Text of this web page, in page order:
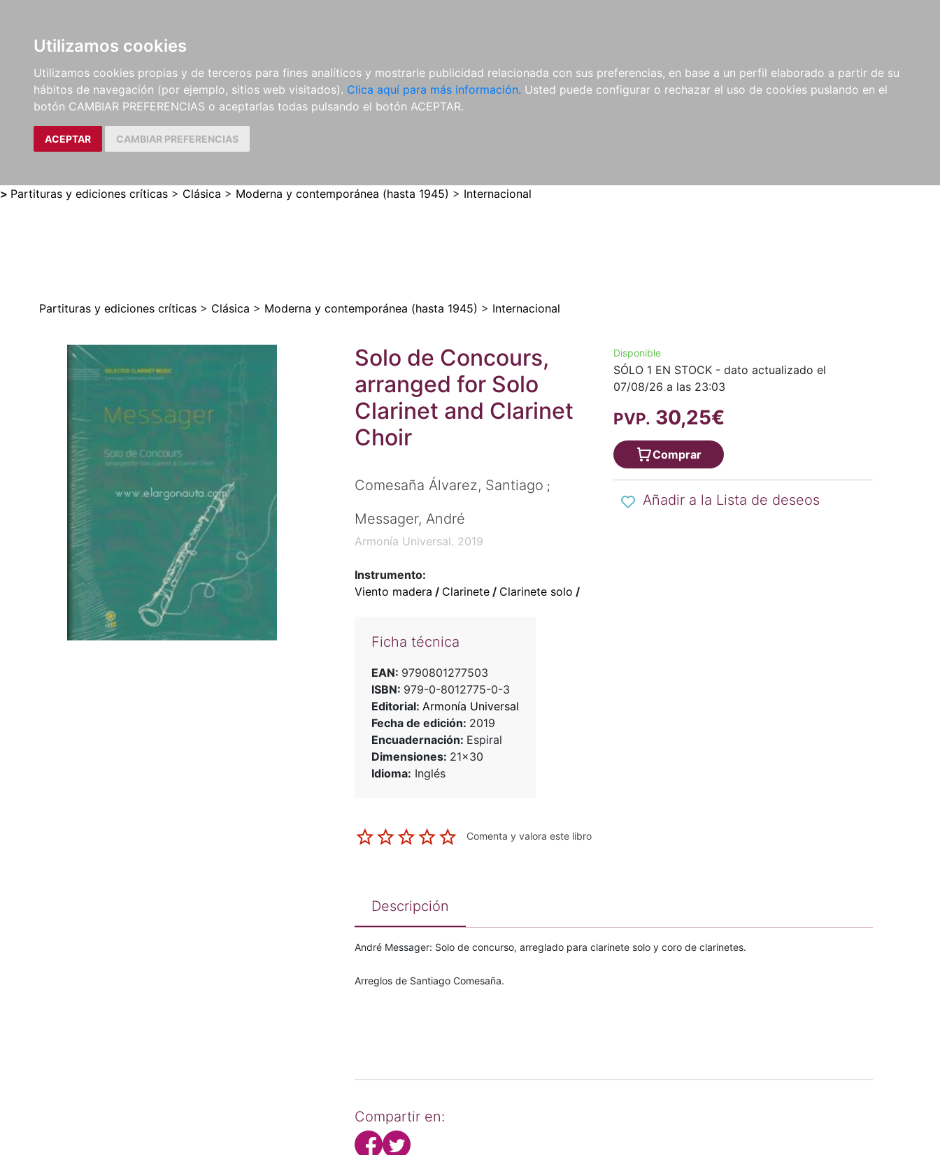
Utilizamos cookies
Utilizamos cookies propias y de terceros para fines analíticos y mostrarle publicidad relacionada con sus preferencias, en base a un perfil elaborado a partir de su
hábitos de navegación (por ejemplo, sitios web visitados). Clica aquí para más información. Usted puede configurar o rechazar el uso de cookies puslando en el
botón CAMBIAR PREFERENCIAS o aceptarlas todas pulsando el botón ACEPTAR.
ACEPTAR CAMBIAR PREFERENCIAS
LIBROS
MÉTODOS Y
EJERCICIOS
PARTITURAS Y EDICIONES
CRÍTICAS
REVISTAS
CDS Y
DVDS
MATERIAL
COMPLEMENTARIO
NOVEDADES NOTICIAS
COMPRAS
INSTITUCIONALES
> Partituras y ediciones críticas > Clásica > Moderna y contemporánea (hasta 1945) > Internacional
Partituras y ediciones críticas > Clásica > Moderna y contemporánea (hasta 1945) > Internacional
Solo de Concours,
arranged for Solo
Clarinet and Clarinet
Choir
Comesaña Álvarez, Santiago ;
Messager, André
Armonía Universal. 2019
Instrumento:
Viento madera / Clarinete/ Clarinete solo /
Ficha técnica
EAN: 9790801277503
ISBN: 979-0-8012775-0-3
Editorial: Armonía Universal
Fecha de edición: 2019
Encuadernación: Espiral
Dimensiones: 21x30
Idioma: Inglés
Comenta y valora este libro
Disponible
SÓLO 1 EN STOCK - dato actualizado el
07/08/26 a las 23:03
PVP. 30,25€
Comprar
Añadir a la Lista de deseos
Descripción
André Messager: Solo de concurso, arreglado para clarinete solo y coro de clarinetes.
Arreglos de Santiago Comesaña.
Compartir en: